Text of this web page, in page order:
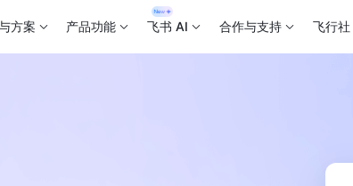
方案 产品功能 飞书 AI 合作与支持 飞行社